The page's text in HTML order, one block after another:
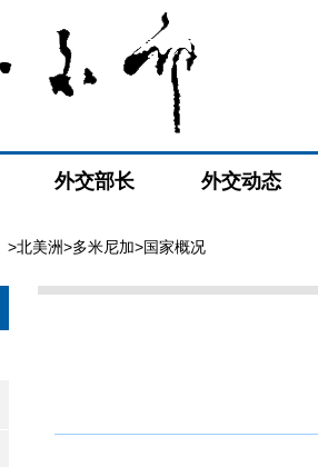
外交部长 外交动态
>北美洲>多米尼加>国家概况